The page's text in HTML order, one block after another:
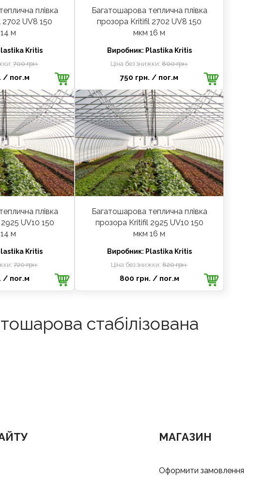
плівка
UV8 150
м
Kritis
700 грн.
/ пог.м
Багатошарова теплична плівка
прозора Kritifil 2702 UV8 150
мкм 16 м
Виробник: Plastika Kritis
Ціна без знижки:800 грн.
750 грн. / пог.м
плівка
UV10 150
м
Kritis
720 грн.
/ пог.м
Багатошарова теплична плівка
прозора Kritifil 2925 UV10 150
мкм 16 м
Виробник: Plastika Kritis
Ціна без знижки:820 грн.
800 грн. / пог.м
стабілізована
МАГАЗИН
Оформити замовлення